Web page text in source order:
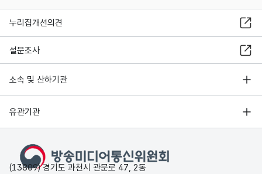
누리집개선의견
설문조사
소속 및 산하기관
유관기관
(13809) 경기도 과천시 관문로 47, 2동